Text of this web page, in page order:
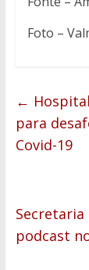
Foto –
←
para
Covid-19
Secretaria
podcast